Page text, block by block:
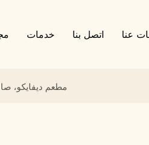
خدمات اتصل بنا عنا
مطعم ديفايكو،